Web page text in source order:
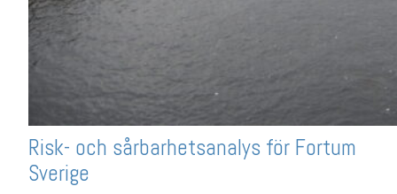
Risk- och sårbarhetsanalys för Fortum
Sverige